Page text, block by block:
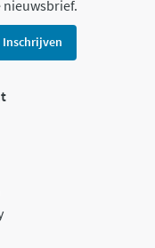
nieuwsbrief.
Inschrijven